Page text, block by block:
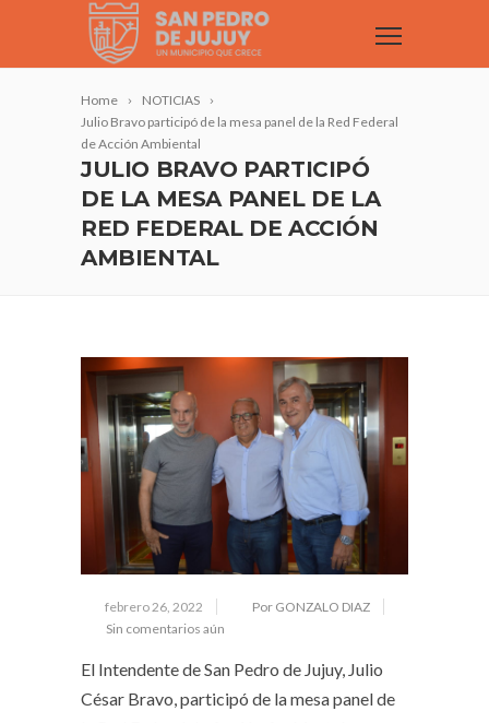
Home
NOTICIAS
Julio Bravo participó de la mesa panel de la Red Federal
de Acción Ambiental
JULIO BRAVO PARTICIPÓ
DE LA MESA PANEL DE LA
RED FEDERAL DE ACCIÓN
AMBIENTAL
febrero 26, 2022
Por GONZALO DIAZ
Sin comentarios aún
El Intendente de San Pedro de Jujuy, Julio
César Bravo, participó de la mesa panel de